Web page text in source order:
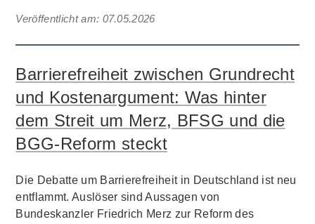
Veröffentlicht am: 07.05.2026
Barrierefreiheit zwischen Grundrecht
und Kostenargument: Was hinter
dem Streit um Merz, BFSG und die
BGG-Reform steckt
Die Debatte um Barrierefreiheit in Deutschland ist neu
entflammt. Auslöser sind Aussagen von
Bundeskanzler Friedrich Merz zur Reform des